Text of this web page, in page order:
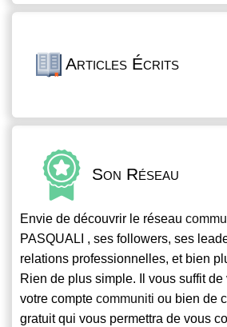
Articles Écrits
Son Réseau
Envie de découvrir le réseau
PASQUALI , ses followers, ses
relations professionnelles, et bien
Rien de plus simple. Il vous suffit
votre compte communiti ou bien de
gratuit qui vous permettra de vous